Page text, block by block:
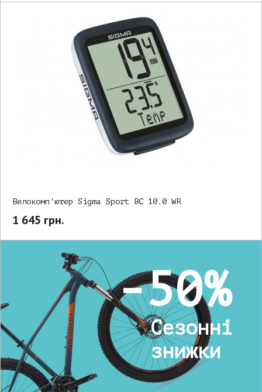
Велокомп'ютер Sigma Sport BC 10.0 WR
1 645 грн.
-50%
Сезонні
знижки